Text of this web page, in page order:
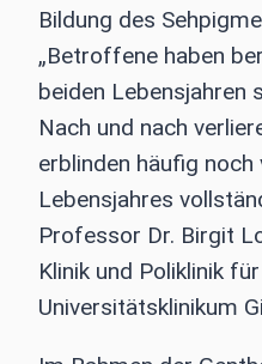
Bildung des
„Betroffene haben
beiden Lebensjahren
Nach und nach
erblinden häufig
Lebensjahres
Professor Dr. Birgit
Klinik und Poliklinik
Universitäts­klinikum